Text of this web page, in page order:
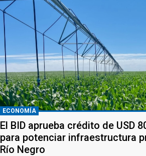
ECONOMÍA
El BID aprueba crédito de USD
para potenciar infraestructura
Río Negro